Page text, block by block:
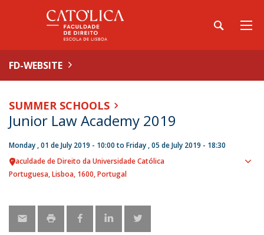
FD-WEBSITE
SUMMER SCHOOLS
Junior Law Academy 2019
Monday , 01 de July 2019 - 10:00to Friday , 05 de July 2019 - 18:30
Faculdade de Direito da Universidade Católica
Portuguesa Lisboa 1600 Portugal